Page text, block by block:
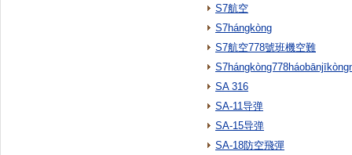
S7航空
S7hángkòng
S7航空778號班機空難
SA 316
SA-11导弹
SA-15导弹
SA-18防空飛彈